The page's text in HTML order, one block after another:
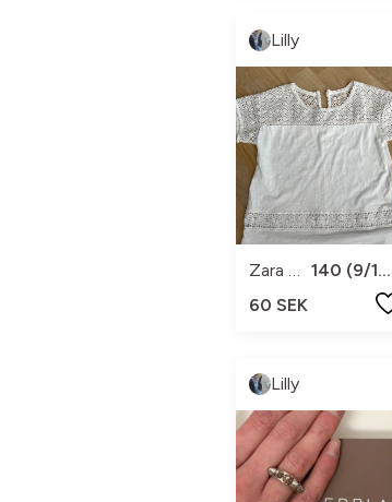
Lilly
Zara Girls
140 (9/10 år)
60 SEK
Lilly